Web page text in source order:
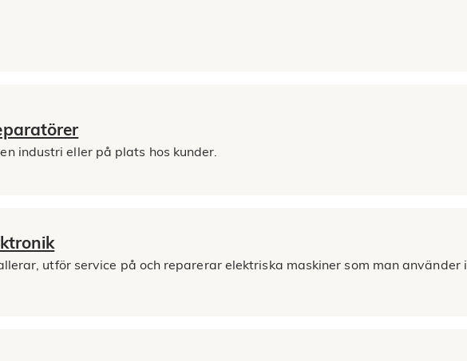
industri eller på plats hos kunder.
utför service på och reparerar elektriska maskiner som man använder i